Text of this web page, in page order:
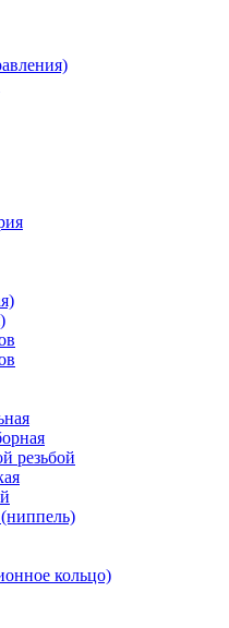
резьбой
кольцо)